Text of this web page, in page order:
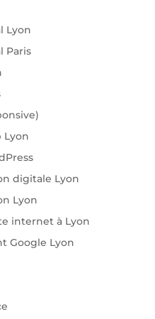
Lyon
Paris
Lyon
digitale Lyon
Lyon
internet à Lyon
Google Lyon